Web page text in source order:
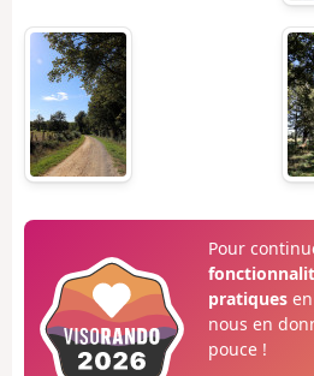
Pour
pratiquesen
nous en
pouce !